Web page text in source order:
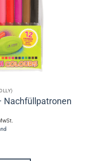
Nachfüllpatronen